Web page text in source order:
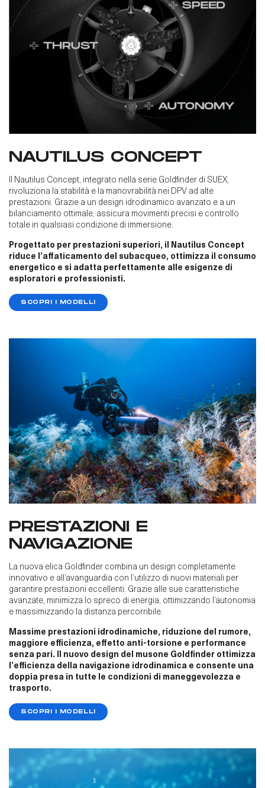
NAUTILUS CONCEPT
Il Nautilus Concept, integrato nella serie Goldfinder di SUEX,
rivoluziona la stabilità e la manovrabilità nei DPV ad alte
prestazioni. Grazie a un design idrodinamico avanzato e a un
bilanciamento ottimale, assicura movimenti precisi e controllo
totale in qualsiasi condizione di immersione.​
Progettato per prestazioni superiori, il Nautilus Concept
riduce l’affaticamento del subacqueo, ottimizza il consumo
energetico e si adatta perfettamente alle esigenze di
esploratori e professionisti.​
SCOPRI I MODELLI
PRESTAZIONI E
NAVIGAZIONE​
La nuova elica Goldfinder combina un design completamente
innovativo e all’avanguardia con l’utilizzo di nuovi materiali per
garantire prestazioni eccellenti. Grazie alle sue caratteristiche
avanzate, minimizza lo spreco di energia, ottimizzando l’autonomia
e massimizzando la distanza percorribile.​
Massime prestazioni idrodinamiche, riduzione del rumore,
maggiore efficienza, effetto anti-torsione e performance
senza pari. Il nuovo design del musone Goldfinder ottimizza
l’efficienza della navigazione idrodinamica e consente una
doppia presa in tutte le condizioni di maneggevolezza e
trasporto.
SCOPRI I MODELLI